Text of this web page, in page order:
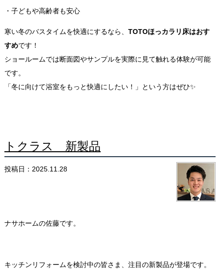
・子どもや高齢者も安心
寒い冬のバスタイムを快適にするなら、 TOTOほっカラリ床はおす
すめです！
ショールームでは断面図やサンプルを実際に見て触れる体験が可能
です。
「冬に向けて浴室をもっと快適にしたい！」という方はぜひ✨
トクラス 新製品
投稿日：2025.11.28
ナサホームの佐藤です。
キッチンリフォームを検討中の皆さま、注目の新製品が登場です。